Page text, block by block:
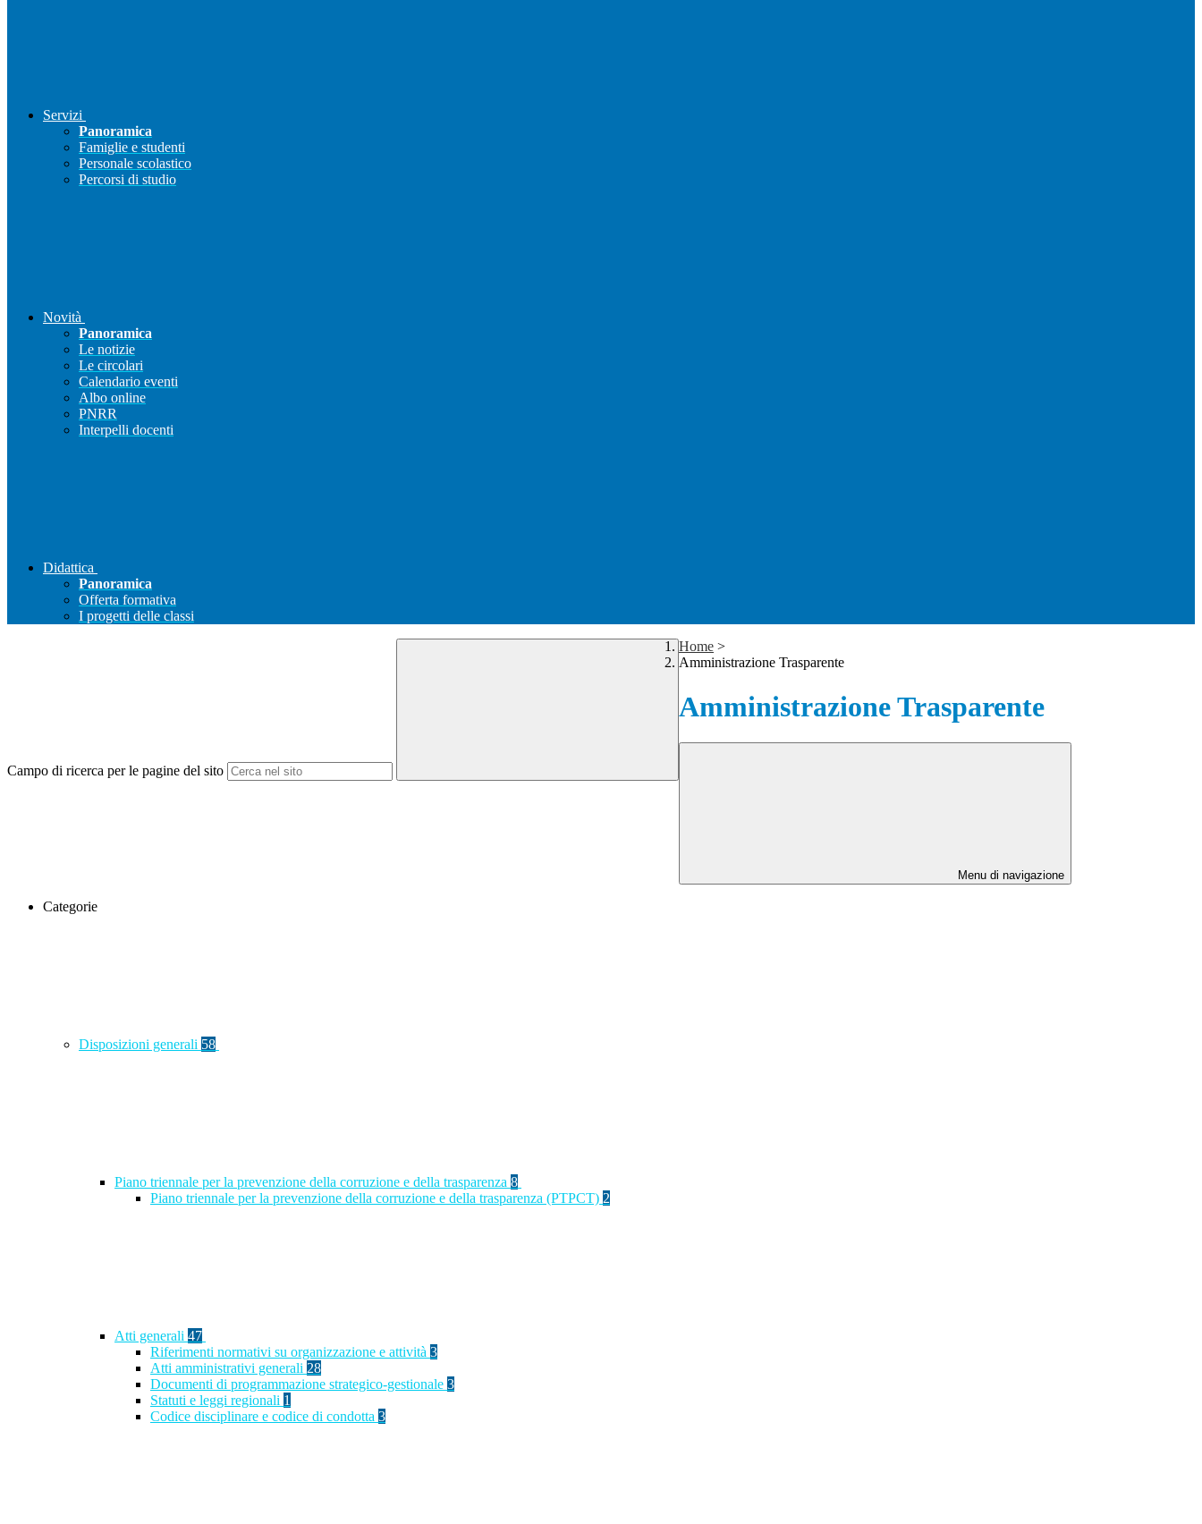
Servizi
Panoramica
Famiglie e studenti
Personale scolastico
Percorsi di studio
Novità
Panoramica
Le notizie
Le circolari
Calendario eventi
Albo online
PNRR
Interpelli docenti
Didattica
Panoramica
Offerta formativa
I progetti delle classi
Campo di ricerca per le pagine del sito
Home >
Amministrazione Trasparente
Amministrazione Trasparente
Menu di navigazione
Categorie
Disposizioni generali 58
Piano triennale per la prevenzione della corruzione e della trasparenza 8
Piano triennale per la prevenzione della corruzione e della trasparenza (PTPCT) 2
Atti generali 47
Riferimenti normativi su organizzazione e attività 3
Atti amministrativi generali 28
Documenti di programmazione strategico-gestionale 3
Statuti e leggi regionali 1
Codice disciplinare e codice di condotta 3